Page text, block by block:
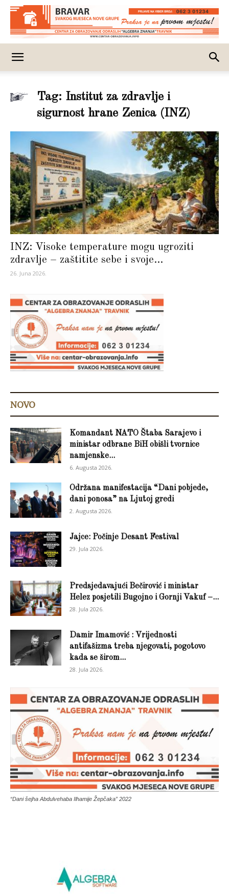
Tag: Institut za zdravlje i
sigurnost hrane Zenica (INZ)
INZ: Visoke temperature mogu ugroziti
zdravlje – zaštitite sebe i svoje...
26. Juna 2026.
NOVO
Komandant NATO Štaba Sarajevo i
ministar odbrane BiH obišli tvornice
namjenske...
6. Augusta 2026.
Održana manifestacija “Dani pobjede,
dani ponosa” na Ljutoj gredi
2. Augusta 2026.
Jajce: Počinje Desant Festival
29. Jula 2026.
Predsjedavajući Bečirović i ministar
Helez posjetili Bugojno i Gornji Vakuf –...
28. Jula 2026.
Damir Imamović : Vrijednosti
antifašizma treba njegovati, pogotovo
kada se širom...
28. Jula 2026.
“Dani šejha Abdulvehaba Ilhamije Žepčaka” 2022